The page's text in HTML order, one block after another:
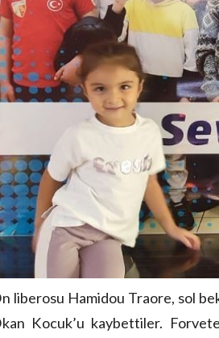
liberosu Hamidou Traore, sol
Kocuk’u kaybettiler.